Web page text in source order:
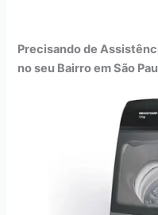
Precisando de
no seu Bairro em São